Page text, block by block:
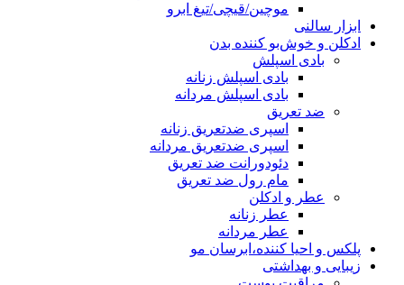
موچین/قیچی/تیغ ابرو
ابزار سالنی
ادکلن و خوش‌بو کننده بدن
بادی اسپلش
بادی اسپلش زنانه
بادی اسپلش مردانه
ضد تعریق
اسپری ضدتعریق زنانه
اسپری ضدتعریق مردانه
دئودورانت ضد تعریق
مام رول ضد تعریق
عطر و ادکلن
عطر زنانه
عطر مردانه
پلکس و احیا کننده،ابرسان مو
زیبایی و بهداشتی